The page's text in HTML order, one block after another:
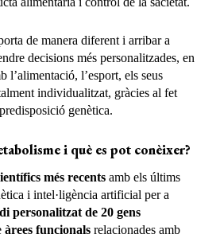
de manera diferent i arribar a
decisions més personalitzades, en
l’alimentació, l’esport, els seus
individualitzat, gràcies al fet
genètica.
i què es pot conèixer?
més recents amb els últims
i intel·ligència artificial per a
personalitzat de 20 gens
àrees funcionals relacionades amb